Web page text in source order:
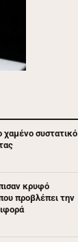
χαμένο συστατικό
κρυφό
προβλέπει την